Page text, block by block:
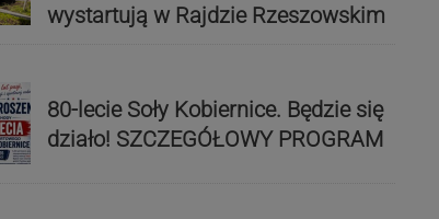
wystartują w Rajdzie Rzeszowskim
80-lecie Soły Kobiernice. Będzie się
działo! SZCZEGÓŁOWY PROGRAM